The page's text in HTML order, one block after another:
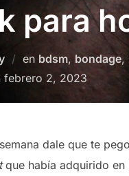
para
en bdsm, bondage,
Publicado
febrero 2, 2023
dale que te
que había adquirido en